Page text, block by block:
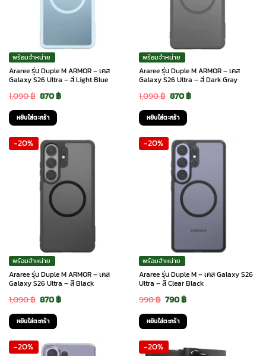
พร้อมจำหน่าย
Araree รุ่น Duple M ARMOR – เคส
Galaxy S26 Ultra – สี Light Blue
1,090฿ Original
price
was:
1,090 ฿.
870฿Current
870 ฿.
หยิบใส่ตะกร้า
พร้อมจำหน่าย
Araree รุ่น Duple M ARMOR – เคส
Galaxy S26 Ultra – สี Dark Gray
1,090฿ Original
price
was:
1,090 ฿.
870฿Current
870 ฿.
หยิบใส่ตะกร้า
-20%
พร้อมจำหน่าย
Araree รุ่น Duple M ARMOR – เคส
Galaxy S26 Ultra – สี Black
1,090฿ Original
price
was:
1,090 ฿.
870฿Current
870 ฿.
หยิบใส่ตะกร้า
-20%
พร้อมจำหน่าย
Araree รุ่น Duple M – เคส Galaxy S26
Ultra – สี Clear Black
990฿ Original
price
was:
990 ฿.
790฿Current
price
is:
790 ฿.
หยิบใส่ตะกร้า
-20% -20%